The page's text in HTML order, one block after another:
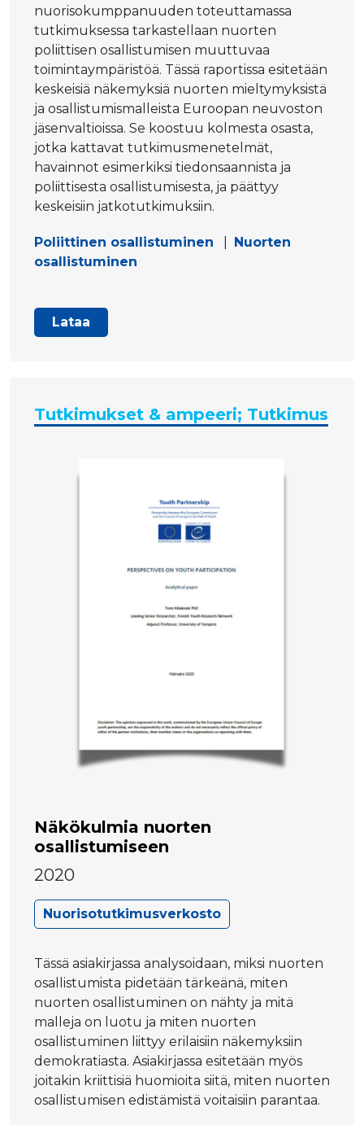
nuorisokumppanuuden toteuttamassa
tutkimuksessa tarkastellaan nuorten
poliittisen osallistumisen muuttuvaa
toimintaympäristöä. Tässä raportissa esitetään
keskeisiä näkemyksiä nuorten mieltymyksistä
ja osallistumismalleista Euroopan neuvoston
jäsenvaltioissa. Se koostuu kolmesta osasta,
jotka kattavat tutkimusmenetelmät,
havainnot esimerkiksi tiedonsaannista ja
poliittisesta osallistumisesta, ja päättyy
keskeisiin jatkotutkimuksiin.
Poliittinen osallistuminen
Nuorten
osallistuminen
Lataa
Tutkimukset & ampeeri; Tutkimus
Näkökulmia nuorten
osallistumiseen
2020
Nuorisotutkimusverkosto
Tässä asiakirjassa analysoidaan, miksi nuorten
osallistumista pidetään tärkeänä, miten
nuorten osallistuminen on nähty ja mitä
malleja on luotu ja miten nuorten
osallistuminen liittyy erilaisiin näkemyksiin
demokratiasta. Asiakirjassa esitetään myös
joitakin kriittisiä huomioita siitä, miten nuorten
osallistumisen edistämistä voitaisiin parantaa.